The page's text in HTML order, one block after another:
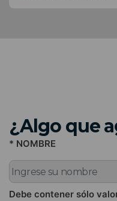
¿Algo que
* NOMBRE
Debe contener sólo